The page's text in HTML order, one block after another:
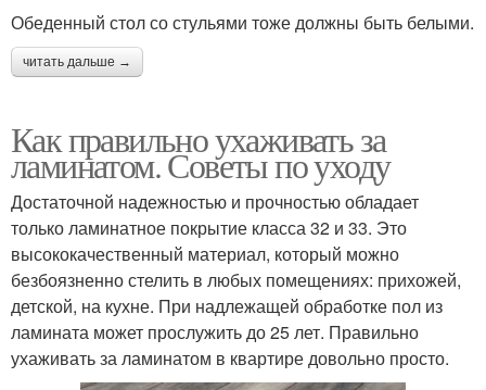
Обеденный стол со стульями тоже должны быть белыми.
читать дальше →
Как правильно ухаживать за
ламинатом. Советы по уходу
Достаточной надежностью и прочностью обладает
только ламинатное покрытие класса 32 и 33. Это
высококачественный материал, который можно
безбоязненно стелить в любых помещениях: прихожей,
детской, на кухне. При надлежащей обработке пол из
ламината может прослужить до 25 лет. Правильно
ухаживать за ламинатом в квартире довольно просто.